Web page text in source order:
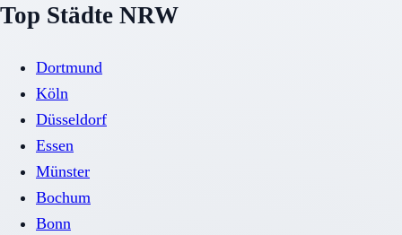
Top Städte NRW
Dortmund
Köln
Düsseldorf
Essen
Münster
Bochum
Bonn